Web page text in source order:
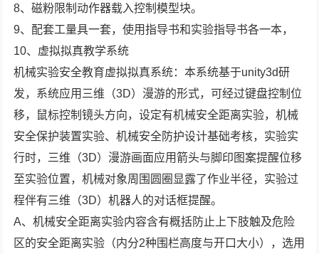
8、磁粉限制动作器载入控制模型块。
9、配套工量具一套，使用指导书和实验指导书各一本，
10、虚拟拟真教学系统
机械实验安全教育虚拟拟真系统：本系统基于unity3d研
发，系统应用三维（3D）漫游的形式，可经过键盘控制位
移，鼠标控制镜头方向，设定有机械安全距离实验，机械
安全保护装置实验、机械安全防护设计基础考核，实验实
行时，三维（3D）漫游画面应用箭头与脚印图案提醒位移
至实验位置，机械对象周围圆圈显露了作业半径，实验过
程伴有三维（3D）机器人的对话框提醒。
A、机械安全距离实验内容含有概括防止上下肢触及危险
区的安全距离实验（内分2种围栏高度与开口大小），选用